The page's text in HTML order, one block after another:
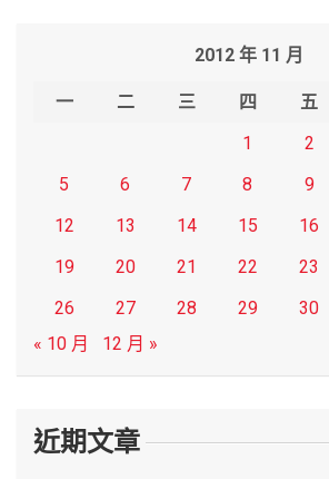
2012 年 11 月
一 二 三 四 五
1
2
5
6 7 8 9
12
13 14 15 16
19
20 21 22 23
26
27 28 29
30
« 10 月
12 月 »
近期文章